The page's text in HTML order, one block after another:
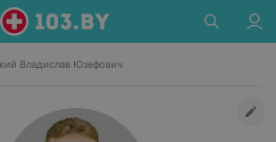
Владислав Юзефович